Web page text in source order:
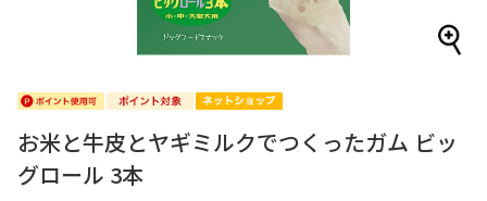
お米と牛皮とヤギミルクでつくったガム ビッ
グロール 3本